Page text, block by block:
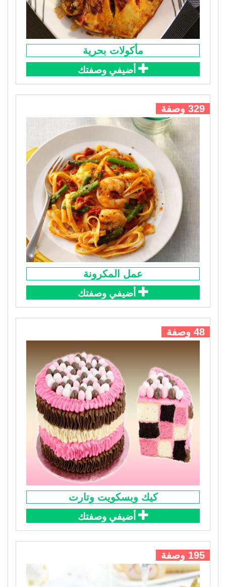
مأكولات بحرية
أضيفي وصفتك
329 وصفة
عمل المكرونة
أضيفي وصفتك
48 وصفة
كيك وبسكويت وتارت
أضيفي وصفتك
195 وصفة